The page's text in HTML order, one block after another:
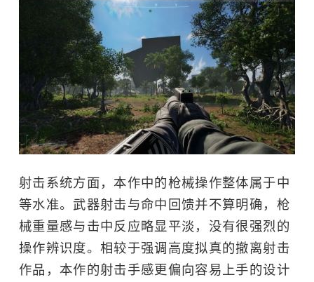
射击系统方面，本作中的枪械操作整体属于中
等水准。武器射击与命中回馈并不算明确，枪
械重量感与击中反应略显平淡，没有很强烈的
操作辨识度。相较于强调高度拟真的撤离射击
作品，本作的射击手感更偏向容易上手的设计